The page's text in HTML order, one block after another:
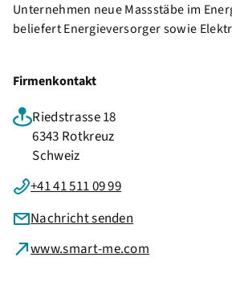
Unternehmen neue Massstäbe im
beliefert Energieversorger sowie
Firmenkontakt
Riedstrasse 18
6343 Rotkreuz
Schweiz
+41 41 511 09 99
Nachricht senden
www.smart-me.com